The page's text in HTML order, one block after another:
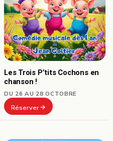
Les Trois P’tits Cochons en
chanson !
DU 26 AU 28 OCTOBRE
Réserver